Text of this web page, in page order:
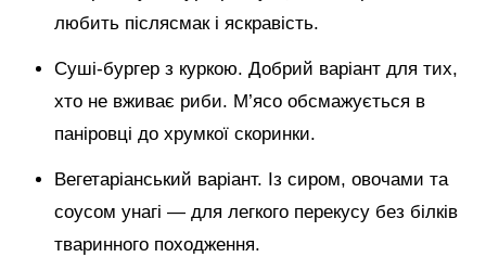
любить післясмак і яскравість.
Суші-бургер з куркою. Добрий варіант для тих,
хто не вживає риби. М’ясо обсмажується в
паніровці до хрумкої скоринки.
Вегетаріанський варіант. Із сиром, овочами та
соусом унагі — для легкого перекусу без білків
тваринного походження.